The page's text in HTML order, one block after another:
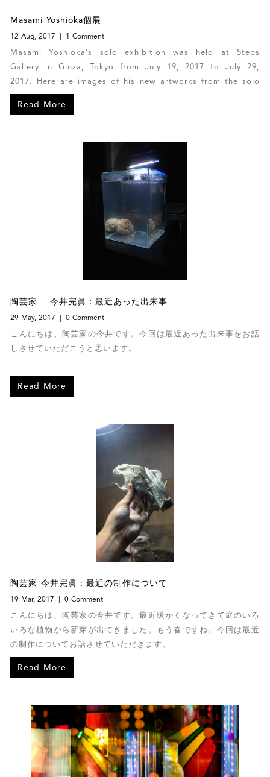
Masami Yoshioka個展
12 Aug, 2017 1 Comment
Masami Yoshioka’s solo exhibition was held at Steps
Gallery in Ginza, Tokyo from July 19, 2017 to July 29,
2017. Here are images of his new artworks from the solo
exhibition.
Read More
陶芸家 今井完眞：最近あった出来事
29 May, 2017 0 Comment
こんにちは、陶芸家の今井です。今回は最近あった出来事をお話
しさせていただこうと思います。
Read More
陶芸家 今井完眞：最近の制作について
19 Mar, 2017 0 Comment
こんにちは、陶芸家の今井です。最近暖かくなってきて庭のいろ
いろな植物から新芽が出てきました。もう春ですね。今回は最近
の制作についてお話させていただきます。
Read More